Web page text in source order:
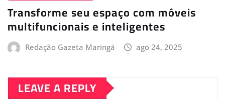
Transforme seu espaço com móveis
multifuncionais e inteligentes
Redação Gazeta Maringá ago 24, 2025
LEAVE A REPLY